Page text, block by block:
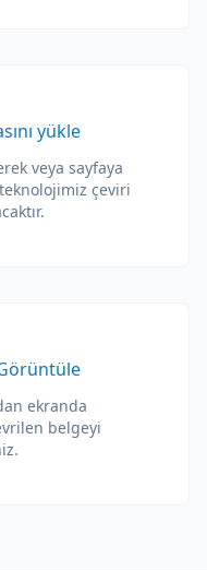
yükle
veya sayfaya
çeviri
ekranda
belgeyi